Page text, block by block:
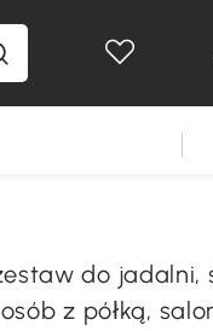
do jadalni,
z półką,